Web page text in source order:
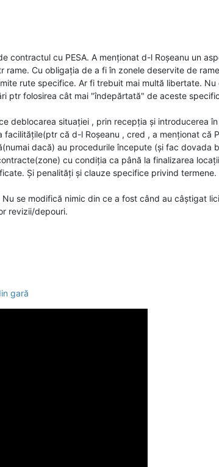
contractul cu PESA. A menționat d-l Roșeanu un
Cu obligația de a fi în zonele deservite de
rute specifice. Ar fi trebuit mai multă libertate.
ptr folosirea cât mai "îndepărtată" de aceste
deblocarea situației , prin recepția și introducerea
că d-l Roșeanu , cred , a menționat că
dacă) au procedurile începute (și fac dovada
cu condiția ca până la finalizarea
Și penalități și clauze specifice privind
se modifică nimic din ce a fost când au câștigat
revizii/depouri.
gară